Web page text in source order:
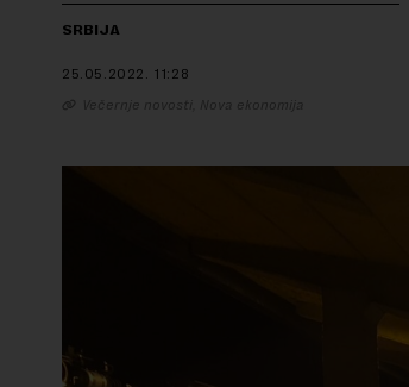
SRBIJA
25.05.2022. 11:28
Večernje novosti, Nova ekonomija